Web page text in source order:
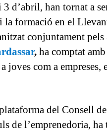
3 d’abril, han tornat a
la formació en el
conjuntament
,ha comptat
joves com a empreses,
del Consell
de l’emprenedoria,